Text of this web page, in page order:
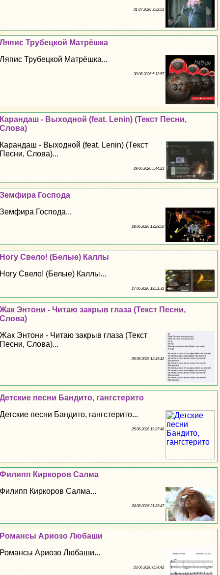
01 07 2026 3:52:51
Ляпис Трубецкой Матрёшка
Ляпис Трубецкой Матрёшка...
30 06 2026 5:12:57
Карандаш - Выходной (feat. Lenin) (Текст Песни,
Слова)
Карандаш - Выходной (feat. Lenin) (Текст
Песни, Слова)...
29 06 2026 5:44:21
Земфира Господа
Земфира Господа...
28 06 2026 13:23:50
Ногу Свело! (Белые) Каллы
Ногу Свело! (Белые) Каллы...
27 06 2026 19:51:31
Жак Энтони - Читаю закрыв глаза (Текст Песни,
Слова)
Жак Энтони - Читаю закрыв глаза (Текст
Песни, Слова)...
26 06 2026 12:45:42
Детские песни Бандито, гангстерито
Детские песни Бандито, гангстерито...
25 06 2026 19:37:48
Филипп Киркоров Салма
Филипп Киркоров Салма...
24 06 2026 21:33:47
Романсы Ариозо Любаши
Романсы Ариозо Любаши...
23 06 2026 0:54:42